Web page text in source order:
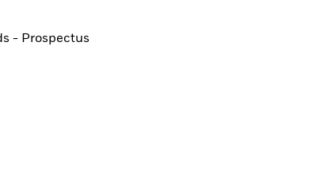
- Prospectus